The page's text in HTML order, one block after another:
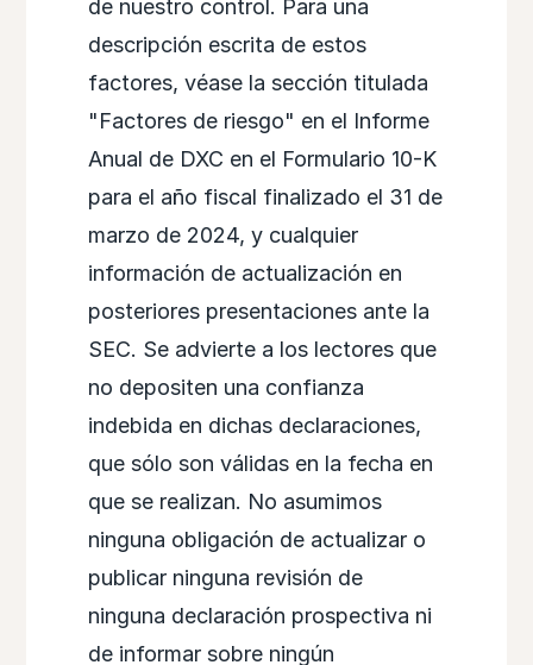
de nuestro control. Para una
descripción escrita de estos
factores, véase la sección titulada
"Factores de riesgo" en el Informe
Anual de DXC en el Formulario 10-K
para el año fiscal finalizado el 31 de
marzo de 2024, y cualquier
información de actualización en
posteriores presentaciones ante la
SEC. Se advierte a los lectores que
no depositen una confianza
indebida en dichas declaraciones,
que sólo son válidas en la fecha en
que se realizan. No asumimos
ninguna obligación de actualizar o
publicar ninguna revisión de
ninguna declaración prospectiva ni
de informar sobre ningún